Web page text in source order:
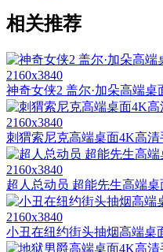
相关推荐
2160x3840
神奇女侠2 盖尔·加朵高端
2160x3840
刺猬索尼克高端桌面4K高清
2160x3840
超人总动员 超能先生高端
2160x3840
小丑在纽约街头抽烟高端桌